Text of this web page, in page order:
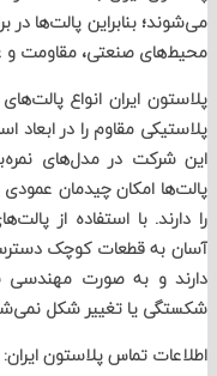
بنابراین پالت‌ها در برابر
صنعتی، مقاومت و عمر مفید
ایران انواع پالت‌های پیچ
مقاوم را در ابعاد
در مدل‌های نمره‌بندی‌
امکان چیدمان عمودی ایمن
با استفاده از پالت‌های
قطعات کوچک دسترسی پیدا
و به صورت مهندسی طراحی
یا تغییر شکل نمی‌شوند.
تماس پلاستون ایران: